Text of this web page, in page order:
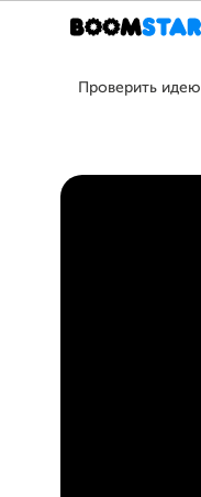
Проверить идею